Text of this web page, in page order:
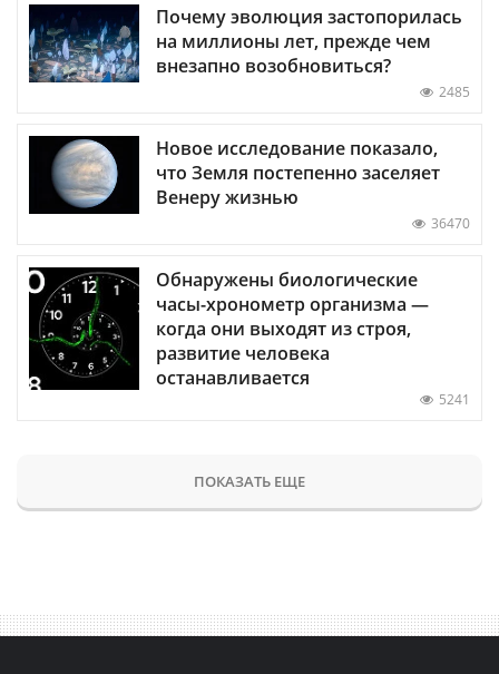
Почему эволюция застопорилась
на миллионы лет, прежде чем
внезапно возобновиться?
2485
Новое исследование показало,
что Земля постепенно заселяет
Венеру жизнью
36470
Обнаружены биологические
часы-хронометр организма —
когда они выходят из строя,
развитие человека
останавливается
5241
ПОКАЗАТЬ ЕЩЕ